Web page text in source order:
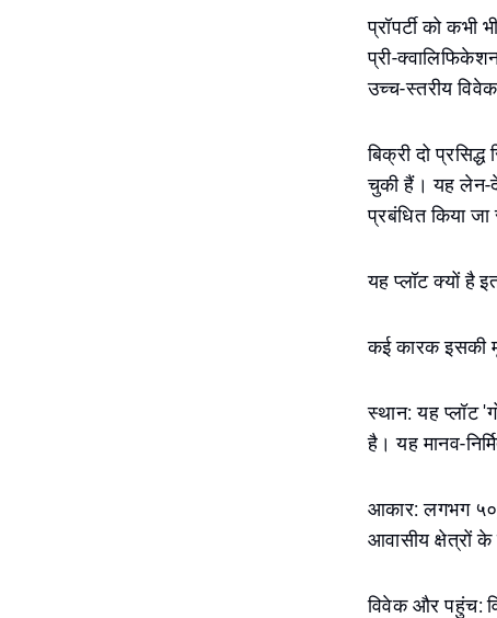
प्रॉपर्टी को कभी
प्री-
उच्च-स्तरीय
बिक्री दो
चुकी हैं। यह लेन-
प्रबंधित किया
यह प्लॉट क्यों है
कई कारक इसकी
स्थान: यह प्लॉट
है। यह मानव-
आकार: लगभग
आवासीय क्षेत्रों
विवेक और पहुंच: